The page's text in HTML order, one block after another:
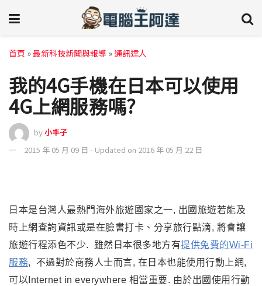
首頁 »最新科技新聞與報導 »通訊達人
我的4G手機在日本可以使用
4G上網服務嗎?
by小丰子
2015 年 05 月 09 日 - Updated on 2016 年 05 月 22 日
日本是台灣人最熱門海外旅遊國家之一, 出國旅遊若能及
時上網查詢資訊或是在臉書打卡、分享旅行點滴, 將會讓
旅遊行程添色不少. 雖然日本很多地方有提供免費的Wi-Fi
服務, 不過對於商務人士而言, 在日本也能使用行動上網,
可以Internet in everywhere 相當重要. 由於出國使用行動